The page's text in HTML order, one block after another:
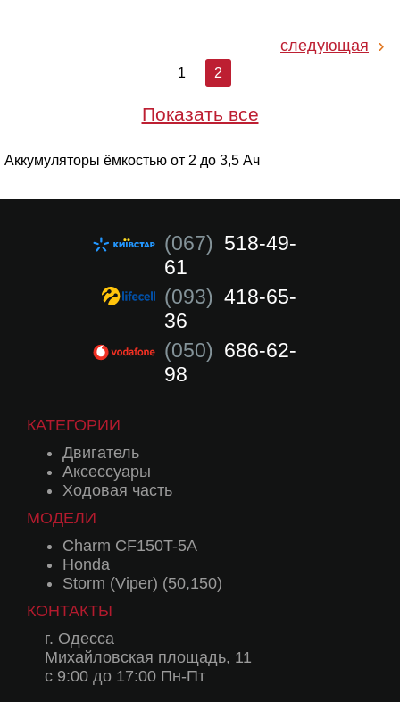
следующая
1 2
Показать все
Аккумуляторы ёмкостью от 2 до 3,5 Ач
(067) 518-49-
61
(093) 418-65-
36
(050) 686-62-
98
КАТЕГОРИИ
Двигатель
Аксессуары
Ходовая часть
МОДЕЛИ
Charm CF150T-5A
Honda
Storm (Viper) (50,150)
КОНТАКТЫ
г. Одесса
Михайловская площадь, 11
с 9:00 до 17:00 Пн-Пт